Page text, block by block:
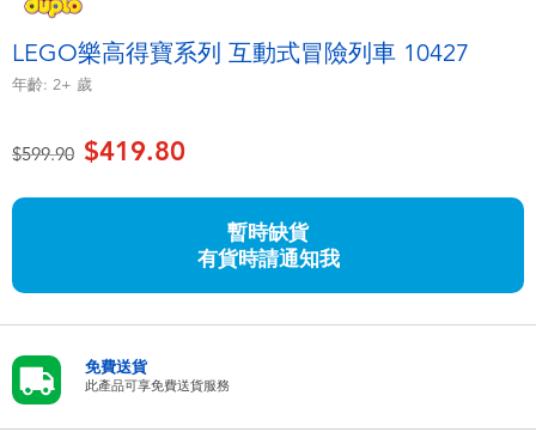
角色扮演及造型系列
毛毛公仔玩具
夏日用品
電池
盲盒
Globber高樂寶
LEGO樂高得寶系列 互動式冒險列車 10427
年齡: 2+ 歲
價格從
$599.90至$419.80
暫時缺貨
有貨時請通知我
免費送貨
此產品可享免費送貨服務